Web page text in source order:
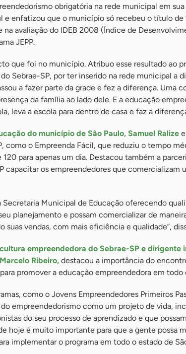
obrigatória na rede municipal em
e enfatizou que o município só recebeu o título de
na avaliação do IDEB 2008 (Índice de
JEPP.
que foi no município. Atribuo esse resultado ao
Sebrae-SP, por ter inserido na rede municipal a
a fazer parte da grade e fez a diferença. Uma
da família ao lado dele. E a educação
leva a escola para dentro de casa e faz a
do município de São Paulo, Samuel Ralize
como o Empreenda Fácil, que reduziu o tempo
para apenas um dia. Destacou também a
capacitar os empreendedores que comercializam
Secretaria Municipal de Educação oferecendo
planejamento e possam comercializar de
suas vendas, com mais eficiência e qualidade”,
empreendedora do Sebrae-SP e dirigente
Ribeiro, destacou a importância do
promover a educação empreendedora em todo
como o Jovens Empreendedores Primeiros
empreendedorismo como um projeto de vida,
do seu processo de aprendizado e que
hoje é muito importante para que a gente possa
implementar o programa em todo o estado de